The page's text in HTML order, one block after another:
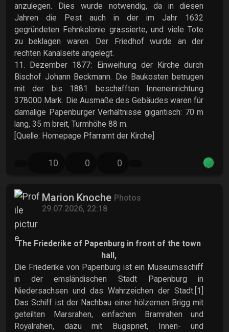
anzulegen. Dies wurde notwendig, da in diesen
Jahren die Pest auch in der im Jahr 1632
gegründeten Fehnkolonie grassierte, und viele Tote
zu beklagen waren. Der Friedhof wurde an der
rechten Kanalseite angelegt.
11. Dezember 1877: Einweihung der Kirche durch
Bischof Johann Beckmann. Die Baukosten betrugen
mit der bis 1881 beschafften Inneneinrichtung
378000 Mark. Die Ausmaße des Gebäudes waren für
damalige Papenburger Verhältnisse gigantisch: 70 m
lang, 35 m breit, Turmhöhe 88 m.
[Quelle: Homepage Pfarramt der Kirche]
10 0 0
Marion Knoche Photos
29.07.2026, 22:18
The Friederike of Papenburg in front of the town
hall,
Die Friederike von Papenburg ist ein Museumsschiff
in der emsländischen Stadt Papenburg in
Niedersachsen und das Wahrzeichen der Stadt.[1]
Das Schiff ist der Nachbau einer hölzernen Brigg mit
geteilten Marsrahen, einfachen Bramrahen und
Royalrahen, dazu mit Bugspriet, Innen- und